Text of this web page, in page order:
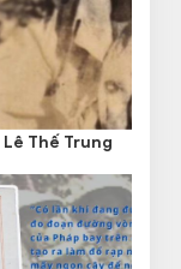
Lê Thế Trung